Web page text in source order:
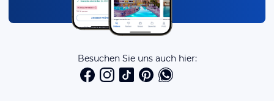
Besuchen Sie uns auch hier: